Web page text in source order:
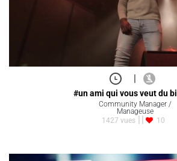
|
#un ami qui vous veut du
Community Manager /
Manageuse
1427 vues
10